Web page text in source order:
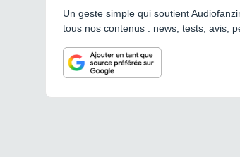
Un geste simple qui soutient
tous nos contenus : news, tests, avis,